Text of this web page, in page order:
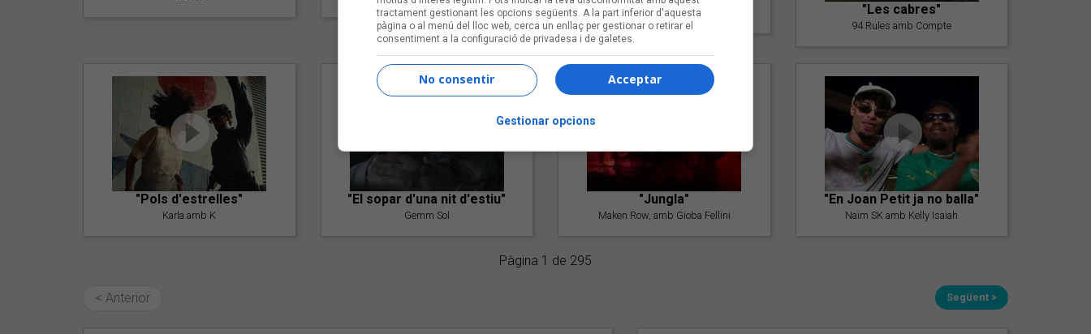
(Xanguito)
"Les cabres"
94 Rules amb Compte
"Pols d'estrelles"
Karla amb K
"El sopar d'una nit d'estiu"
Gemm Sol
"Jungla"
Maken Row, amb Gioba Fellini
"En Joan Petit ja no balla"
Naim SK amb Kelly Isaiah
Pàgina 1 de 295
< Anterior Següent >
tractament gestionant les opcions següents. A la part inferior d'aquesta
pàgina o al menú del lloc web, cerca un enllaç per gestionar o retirar el
consentiment a la configuració de privadesa i de galetes.
Acceptar
No consentir
Gestionar opcions